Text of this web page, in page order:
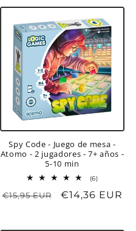
oferta
Spy Code - Juego de mesa -
Atomo - 2 jugadores - 7+ años -
5-10 min
(6)6
totales
Precio
€15,95 EUR
Precio
€14,36 EUR